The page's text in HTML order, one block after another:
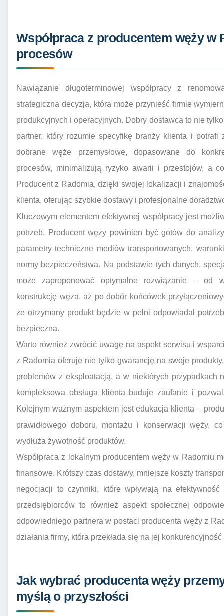
Współpraca z producentem węży
procesów
Nawiązanie długoterminowej współpracy z
strategiczna decyzja, która może przynieść firmie
produkcyjnych i operacyjnych. Dobry dostawca to nie
partner, który rozumie specyfikę branży klienta i potrafi
dobrane węże przemysłowe, dopasowane do
procesów, minimalizują ryzyko awarii i przestojów, a
Producent z Radomia, dzięki swojej lokalizacji i
klienta, oferując szybkie dostawy i profesjonalne
Kluczowym elementem efektywnej współpracy jest
potrzeb. Producent węży powinien być gotów do
parametry techniczne mediów transportowanych,
normy bezpieczeństwa. Na podstawie tych danych,
może zaproponować optymalne rozwiązanie – od
konstrukcję węża, aż po dobór końcówek
że otrzymany produkt będzie w pełni odpowiadał
bezpieczna.
Warto również zwrócić uwagę na aspekt serwisu i
z Radomia oferuje nie tylko gwarancję na swoje
problemów z eksploatacją, a w niektórych przypadkach
kompleksowa obsługa klienta buduje zaufanie i
Kolejnym ważnym aspektem jest edukacja klienta –
prawidłowego doboru, montażu i konserwacji węży,
wydłuża żywotność produktów.
Współpraca z lokalnym producentem węży w Radomiu
finansowe. Krótszy czas dostawy, mniejsze koszty
negocjacji to czynniki, które wpływają na
przedsiębiorców to również aspekt społecznej
odpowiedniego partnera w postaci producenta węży z
działania firmy, która przekłada się na jej
Jak wybrać producenta węży
myślą o przyszłości